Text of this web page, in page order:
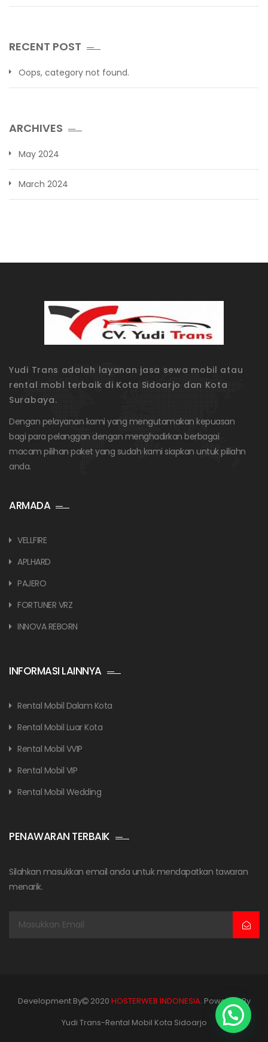
RECENT POST
Oops, category not found.
ARCHIVES
May 2024
March 2024
Yudi Trans adalah layanan jasa sewa mobil atau
rental mobl terbaik di Kota Sidoarjo dan Kota
Surabaya.
Dengan pelayanan kami yang mengutamakan kepuasan
bagi para pelanggan dengan menghadirkan berbagai
macam pilihan paket yang sudah kami siapkan untuk piliahn
anda.
ARMADA
VELLFIRE
APLHARD
PAJERO
FORTUNER VRZ
INNOVA REBORN
INFORMASI LAINNYA
Rental Mobil Dalam Kota
Rental Mobil Luar Kota
Rental Mobil VVIP
Rental Mobil VIP
Rental Mobil Wedding
PENAWARAN TERBAIK
Silahkan masukkan email anda untuk mendapatkan tawaran
menarik.
Development By 2020 HOSTERWEB INDONESIA. Powered By
Yudi Trans-Rental Mobil Kota Sidoarjo